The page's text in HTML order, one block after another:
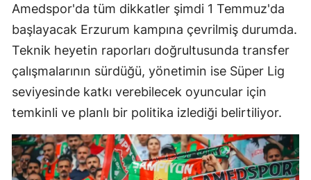
Amedspor'da tüm dikkatler şimdi 1 Temmuz'da
başlayacak Erzurum kampına çevrilmiş durumda.
Teknik heyetin raporları doğrultusunda transfer
çalışmalarının sürdüğü, yönetimin ise Süper Lig
seviyesinde katkı verebilecek oyuncular için
temkinli ve planlı bir politika izlediği belirtiliyor.